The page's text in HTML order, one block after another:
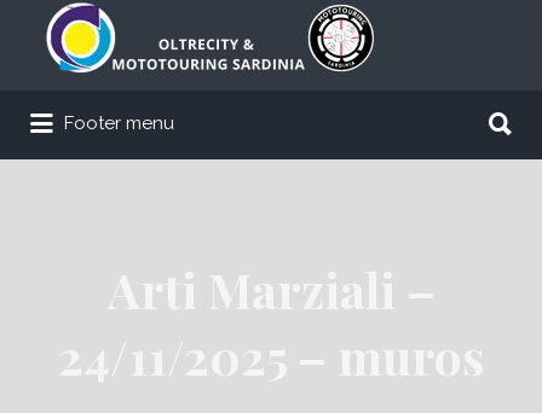
Cerca:
Footer menu
Arti Marziali –
24/11/2025 – muros